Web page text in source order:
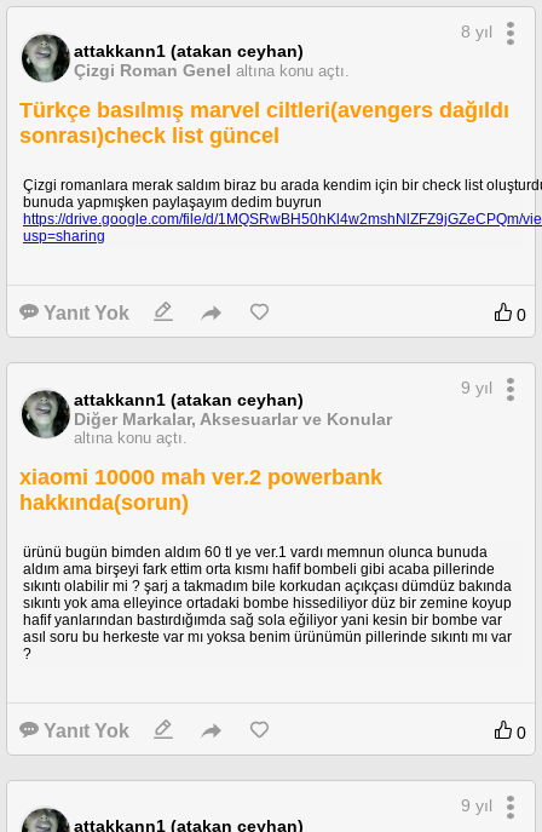
attakkann1 (atakan ceyhan)
Çizgi Roman Genel altına konu açtı.
8 yıl
Türkçe basılmış marvel ciltleri(avengers dağıldı
sonrası)check list güncel
Çizgi romanlara merak saldım biraz bu arada kendim için bir check list
bunuda yapmışken paylaşayım dedim buyrun
https://drive.google.com/file/d/1MQSRwBH50hKl4w2mshNlZFZ9jGZeCPQm/
usp=sharing
Yanıt Yok 0
attakkann1 (atakan ceyhan)
Diğer Markalar, Aksesuarlar ve Konular
altına konu açtı.
9 yıl
xiaomi 10000 mah ver.2 powerbank
hakkında(sorun)
ürünü bugün bimden aldım 60 tl ye ver.1 vardı memnun olunca bunuda
aldım ama birşeyi fark ettim orta kısmı hafif bombeli gibi acaba pillerinde
sıkıntı olabilir mi ? şarj a takmadım bile korkudan açıkçası dümdüz bakında
sıkıntı yok ama elleyince ortadaki bombe hissediliyor düz bir zemine koyup
hafif yanlarından bastırdığımda sağ sola eğiliyor yani kesin bir bombe var
asıl soru bu herkeste var mı yoksa benim ürünümün pillerinde sıkıntı mı var
?
Yanıt Yok 0
attakkann1 (atakan ceyhan)
9 yıl